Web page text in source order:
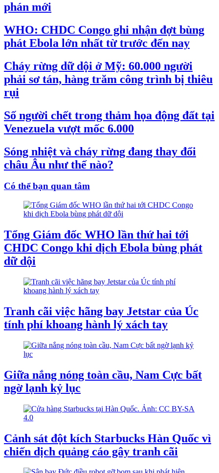
phán mới
WHO: CHDC Congo ghi nhận đợt bùng
phát Ebola lớn nhất từ trước đến nay
Cháy rừng dữ dội ở Mỹ: 60.000 người
phải sơ tán, hàng trăm công trình bị thiêu
rụi
Số người chết trong thảm họa động đất tại
Venezuela vượt mốc 6.000
Sóng nhiệt và cháy rừng đang thay đổi
châu Âu như thế nào?
Có thể bạn quan tâm
Tổng Giám đốc WHO lần thứ hai tới
CHDC Congo khi dịch Ebola bùng phát
dữ dội
Tranh cãi việc hãng bay Jetstar của Úc
tính phí khoang hành lý xách tay
Giữa nắng nóng toàn cầu, Nam Cực bất
ngờ lạnh kỷ lục
Cảnh sát đột kích Starbucks Hàn Quốc vì
chiến dịch quảng cáo gây tranh cãi